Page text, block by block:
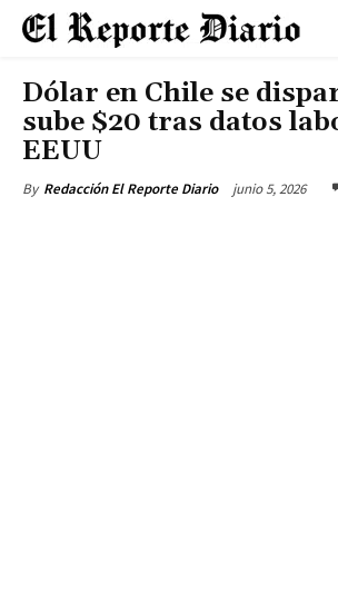
Dólar en Chile se
sube $20 tras datos
EEUU
By Redacción El Reporte Diario junio 5, 2026